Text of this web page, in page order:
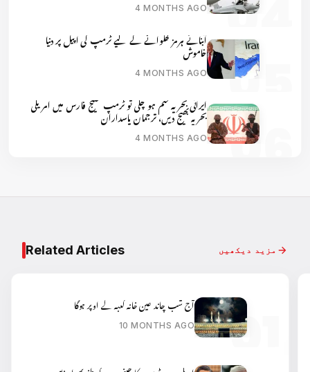
4 MONTHS AGO
آبنائے ہرمز کھلوانے کے لیے ٹرمپ کی اپیل پر دنیا
خاموش
4 MONTHS AGO
ایرانی بحریہ ختم ہو چکی تو ٹرمپ خلیج فارس میں امریکی
بحریہ بھیج دیں، ترجمان پاسداران
4 MONTHS AGO
Related Articles مزید دیکھیں
آج شب چاند عین خانہ کعبہ کے اوپر ہوگا
10 MONTHS AGO